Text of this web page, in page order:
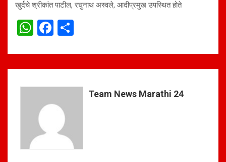
खुर्दचे श्रीकांत पाटील, रघुनाथ अस्वले, आदीप्रमुख उपस्थित होते
W
at
A
p
p
F
ce
o
o
k
ar
Team News Marathi 24